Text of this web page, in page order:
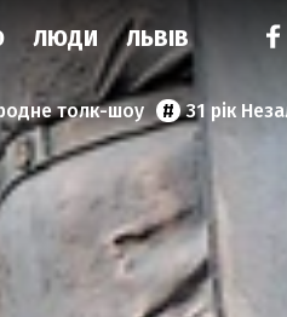
ЛЮДИ ЛЬВІВ
толк-шоу 31 рік